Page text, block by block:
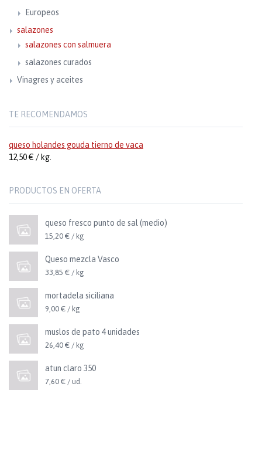
Europeos
salazones
salazones con salmuera
salazones curados
Vinagres y aceites
TE RECOMENDAMOS
queso holandes gouda tierno de vaca
12,50 € / kg.
PRODUCTOS EN OFERTA
queso fresco punto de sal (medio)
15,20 € / kg
Queso mezcla Vasco
33,85 € / kg
mortadela siciliana
9,00 € / kg
muslos de pato 4 unidades
26,40 € / kg
atun claro 350
7,60 € / ud.